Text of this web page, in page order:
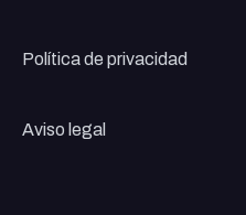
Política de privacidad
Aviso legal